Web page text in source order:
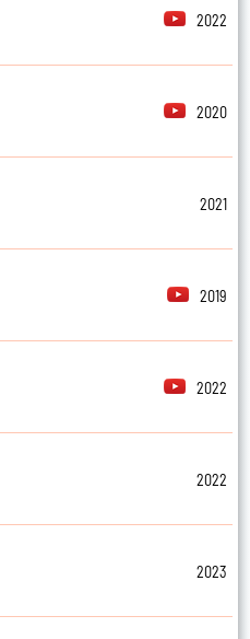
2022
2020
2021
2019
2022
2022
2023